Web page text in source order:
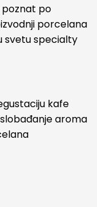
poznat po
porcelana
svetu specialty
kafe
aroma